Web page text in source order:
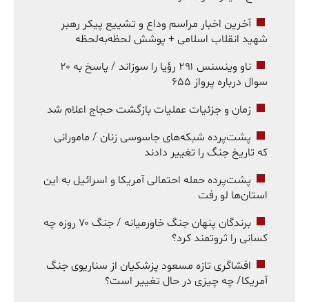
آخرین اخبار مراسم وداع و تشییع پیکر رهبر
شهید انقلاب اسلامی + پوشش لحظه‌به‌لحظه
ناو وینسنس ۲۹۱ رؤیا را سوزاند / پاسخ به ۲۰
سوال درباره پرواز ۶۵۵
زمان و جزئیات عملیات بازگشت حجاج اعلام شد
پشت‌پرده شبکه‌های جاسوسی زنان / مامورانی
که تاریخ جنگ را تغییر دادند
پشت‌پرده حمله احتمالی آمریکا و اسرائیل به این
استان‌ها لو رفت
برندگان پنهان جنگ خاورمیانه / جنگ ۷۰ روزه چه
کسانی را ثروتمند کرد؟
افشاگری تازه مسعود پزشکیان از سناریوی جنگ
آمریکا/ چه چیزی در حال تغییر است؟